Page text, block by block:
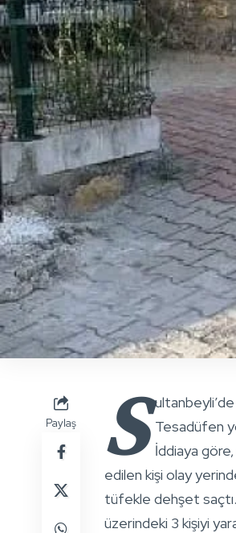
Paylaş S Tesadüfen
İddiaya göre,
edilen kişi olay
tüfekle dehşet
üzerindeki 3 kişiyi